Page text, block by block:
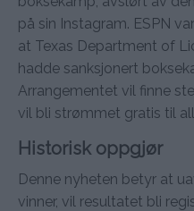
på sin Instagram. ESPN
at Texas Department of
hadde sanksjonert
Arrangementet vil finne
vil bli strømmet gratis til
Historisk oppgjør
Denne nyheten betyr at
vinner, vil resultatet bli